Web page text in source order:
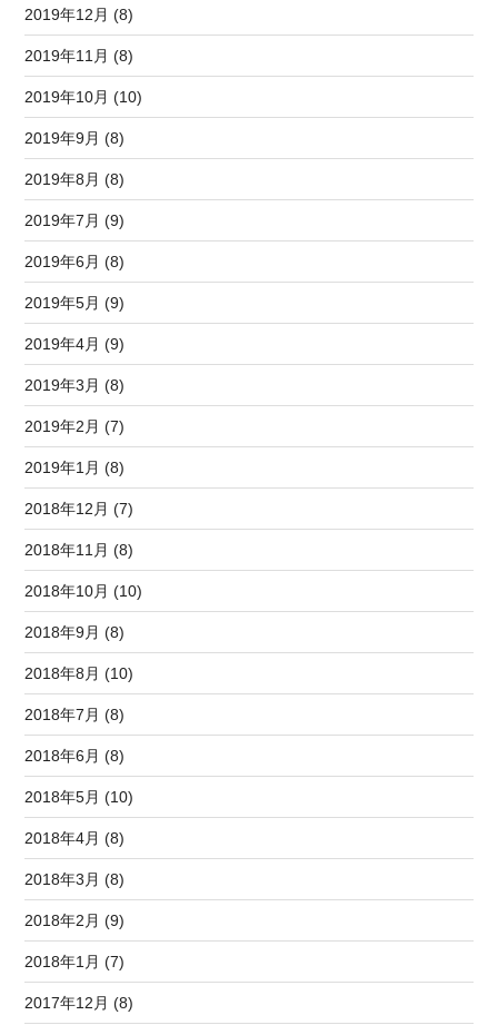
2019年12月 (8)
2019年11月 (8)
2019年10月 (10)
2019年9月 (8)
2019年8月 (8)
2019年7月 (9)
2019年6月 (8)
2019年5月 (9)
2019年4月 (9)
2019年3月 (8)
2019年2月 (7)
2019年1月 (8)
2018年12月 (7)
2018年11月 (8)
2018年10月 (10)
2018年9月 (8)
2018年8月 (10)
2018年7月 (8)
2018年6月 (8)
2018年5月 (10)
2018年4月 (8)
2018年3月 (8)
2018年2月 (9)
2018年1月 (7)
2017年12月 (8)